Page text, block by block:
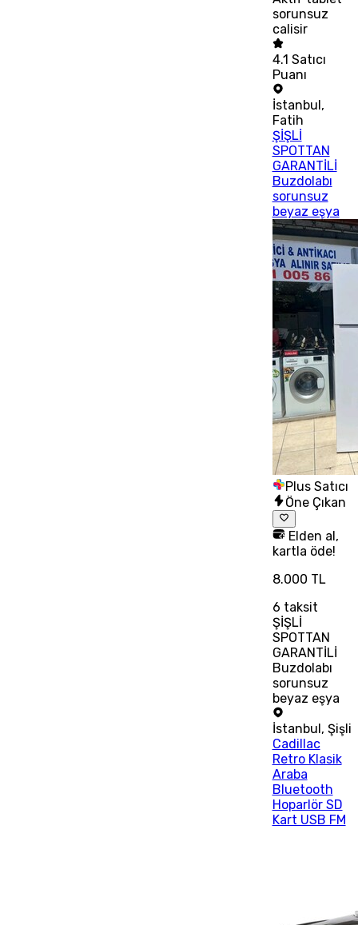
sorunsuz
calisir
4.1 Satıcı
Puanı
İstanbul,
Fatih
ŞİŞLİ
SPOTTAN
GARANTİLİ
Buzdolabı
sorunsuz
beyaz eşya
Plus Satıcı
Öne Çıkan
Elden al,
kartla öde!
8.000 TL
6 taksit
ŞİŞLİ
SPOTTAN
GARANTİLİ
Buzdolabı
sorunsuz
beyaz eşya
İstanbul , Şişli
Cadillac
Retro Klasik
Araba
Bluetooth
Hoparlör SD
Kart USB FM